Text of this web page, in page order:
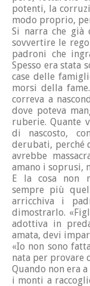
potenti, la
modo proprio,
Si narra che già
sovvertire le
padroni che
Spesso era stata
case delle
morsi della
correva a
dove poteva
ruberie. Quante
di nascosto,
derubati, perché
avrebbe
amano i soprusi,
E la cosa non
sempre più
arricchiva i
dimostrarlo.
adottiva in
amata, devi
«Io non sono
nata per provare
Quando non era
i monti a